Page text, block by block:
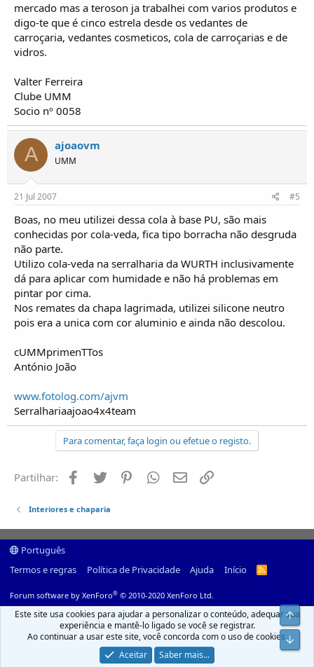
mercado mas a teroson ja trabalhei com varios produtos e
digo-te que é cinco estrela desde os vedantes de
carroçaria, vedantes cosmeticos, cola de carroçarias e de
vidros.
Valter Ferreira
Clube UMM
Socio nº 0058
A ajoaovm
UMM
21 Jul 2007 #5
Boas, no meu utilizei dessa cola à base PU, são mais
conhecidas por cola-veda, fica tipo borracha não desgruda
não parte.
Utilizo cola-veda na serralharia da WURTH inclusivamente
dá para aplicar com humidade e não há problemas em
pintar por cima.
Nos remates da chapa lagrimada, utilizei silicone neutro
pois era a unica com cor aluminio e ainda não descolou.
cUMMprimenTTos
António João
www.fotolog.com/ajvm
Serralhariaajoao4x4team
Para comentar, faça login ou efetue o registo.
Partilhar: Facebook
Twitter PinterestWhatsapp
Email
Interiores e chaparia
Português
Termos e regras
Política de Privacidade Ajuda Início
R
Forum software by XenForo® © 2010-2020 XenForo Ltd.
Este site usa cookies para ajudar a personalizar o conteúdo, adequar sua
experiência e mantê-lo ligado se você se registrar.
Ao continuar a usar este site, você concorda com o uso de cookies.
Aceitar
Saber mais...
Top